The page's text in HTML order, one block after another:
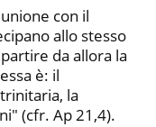
con il
allo stesso
da allora la
è: il
la
(cfr. Ap 21,4).